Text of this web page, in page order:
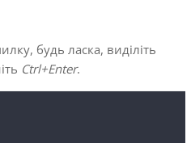
будь ласка, виділіть
Ctrl+Enter.